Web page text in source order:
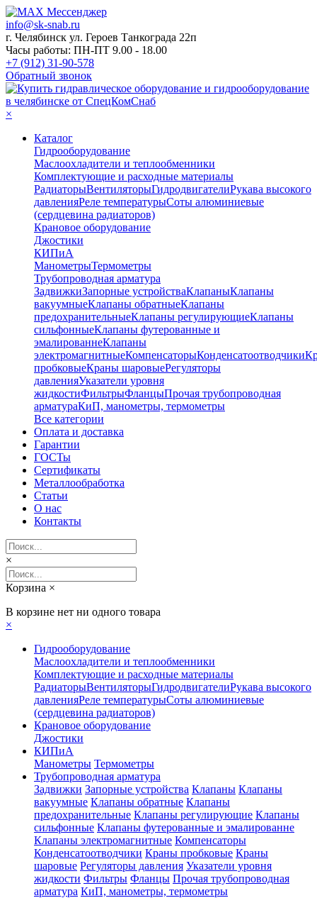
info@sk-snab.ru
г. Челябинск ул. Героев Танкограда 22п
Часы работы: ПН-ПТ 9.00 - 18.00
+7 (912) 31-90-578
Обратный звонок
×
Каталог
Гидрооборудование
Маслоохладители и теплообменники
Комплектующие и расходные материалы
РадиаторыВентиляторыГидродвигателиРукава высокого
давленияРеле температурыСоты алюминиевые
(сердцевина радиаторов)
Крановое оборудование
Джостики
КИПиА
МанометрыТермометры
Трубопроводная арматура
ЗадвижкиЗапорные устройстваКлапаныКлапаны
вакуумныеКлапаны обратныеКлапаны
предохранительныеКлапаны регулирующиеКлапаны
сильфонныеКлапаны футерованные и
эмалированнеКлапаны
электромагнитныеКомпенсаторыКонденсатоотводчики
пробковыеКраны шаровыеРегуляторы
давленияУказатели уровня
жидкостиФильтрыФланцыПрочая трубопроводная
арматураКиП, манометры, термометры
Все категории
Оплата и доставка
Гарантии
ГОСТы
Сертификаты
Металлообработка
Статьи
О нас
Контакты
×
Корзина ×
В корзине нет ни одного товара
×
Гидрооборудование
Маслоохладители и теплообменники
Комплектующие и расходные материалы
РадиаторыВентиляторыГидродвигателиРукава высокого
давленияРеле температурыСоты алюминиевые
(сердцевина радиаторов)
Крановое оборудование
Джостики
КИПиА
Манометры Термометры
Трубопроводная арматура
Задвижки Запорные устройства Клапаны Клапаны
вакуумные Клапаны обратные Клапаны
предохранительные Клапаны регулирующие Клапаны
сильфонные Клапаны футерованные и эмалированне
Клапаны электромагнитные Компенсаторы
Конденсатоотводчики Краны пробковые Краны
шаровые Регуляторы давления Указатели уровня
жидкости Фильтры Фланцы Прочая трубопроводная
арматура КиП, манометры, термометры